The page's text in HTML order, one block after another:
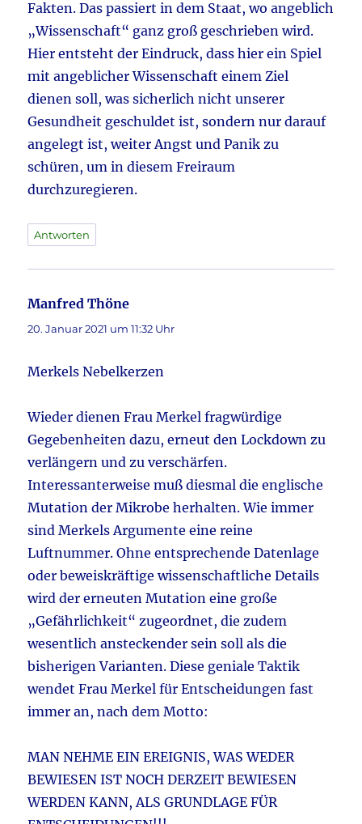
Fakten. Das passiert in dem Staat, wo angeblich
„Wissenschaft“ ganz groß geschrieben wird.
Hier entsteht der Eindruck, dass hier ein Spiel
mit angeblicher Wissenschaft einem Ziel
dienen soll, was sicherlich nicht unserer
Gesundheit geschuldet ist, sondern nur darauf
angelegt ist, weiter Angst und Panik zu
schüren, um in diesem Freiraum
durchzuregieren.
Antworten
Manfred Thöne
20. Januar 2021 um 11:32 Uhr
Merkels Nebelkerzen
Wieder dienen Frau Merkel fragwürdige
Gegebenheiten dazu, erneut den Lockdown zu
verlängern und zu verschärfen.
Interessanterweise muß diesmal die englische
Mutation der Mikrobe herhalten. Wie immer
sind Merkels Argumente eine reine
Luftnummer. Ohne entsprechende Datenlage
oder beweiskräftige wissenschaftliche Details
wird der erneuten Mutation eine große
„Gefährlichkeit“ zugeordnet, die zudem
wesentlich ansteckender sein soll als die
bisherigen Varianten. Diese geniale Taktik
wendet Frau Merkel für Entscheidungen fast
immer an, nach dem Motto:
MAN NEHME EIN EREIGNIS, WAS WEDER
BEWIESEN IST NOCH DERZEIT BEWIESEN
WERDEN KANN, ALS GRUNDLAGE FÜR